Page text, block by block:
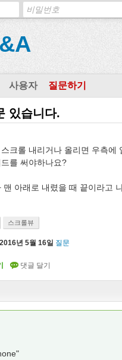
사용자 질문하기
있습니다.
크롤 내리거나 올리면 우측
를 써야하나요?
맨 아래로 내렸을 때 끝이라고
스크롤뷰
2016년 5월 16일 질문